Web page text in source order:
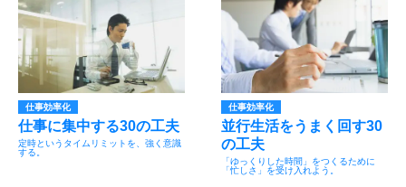
仕事効率化
仕事に集中する30の工夫
定時というタイムリミットを、強く意識
する。
仕事効率化
並行生活をうまく回す30
の工夫
「ゆっくりした時間」をつくるために
「忙しさ」を受け入れよう。